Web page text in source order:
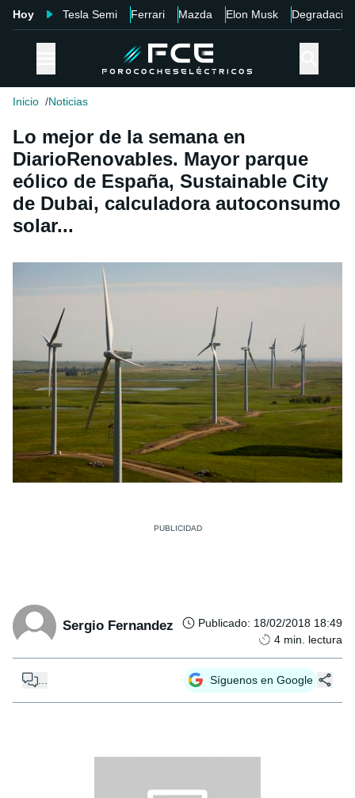
Hoy Tesla Semi Ferrari Mazda Elon Musk Degradación
Inicio Noticias
Lo mejor de la semana en
DiarioRenovables. Mayor parque
eólico de España, Sustainable City
de Dubai, calculadora autoconsumo
solar...
Sergio Fernandez Publicado: 18/02/2018 18:49
4 min. lectura
Síguenos en Google